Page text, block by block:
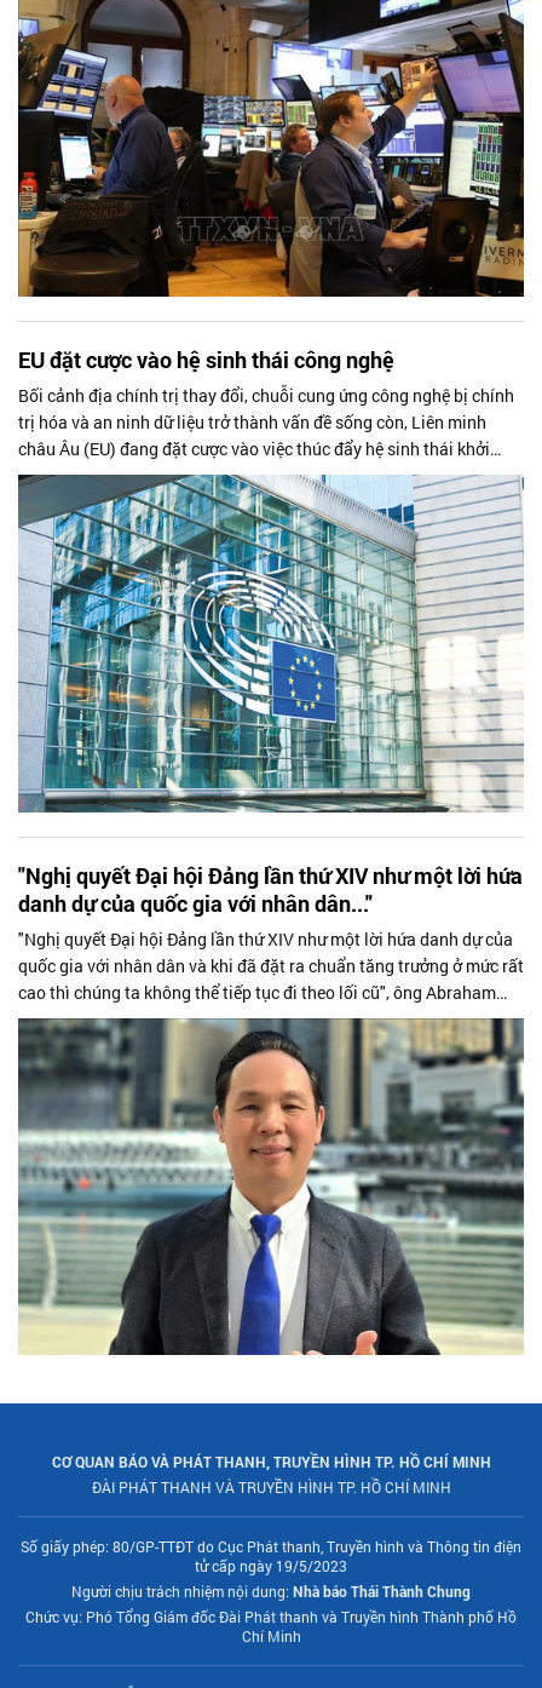
EU đặt cược vào hệ sinh thái công nghệ
Bối cảnh địa chính trị thay đổi, chuỗi cung ứng công nghệ bị chính
trị hóa và an ninh dữ liệu trở thành vấn đề sống còn, Liên minh
châu Âu (EU) đang đặt cược vào việc thúc đẩy hệ sinh thái khởi
nghiệp công nghệ từ AI, điện toán đám mây, chip bán dẫn đến an
ninh mạng và công nghệ quốc phòng… để thu hẹp khoảng cách
công nghệ với các đối thủ và xây dựng chủ quyền số.
"Nghị quyết Đại hội Đảng lần thứ XIV như một lời hứa
danh dự của quốc gia với nhân dân..."
"Nghị quyết Đại hội Đảng lần thứ XIV như một lời hứa danh dự của
quốc gia với nhân dân và khi đã đặt ra chuẩn tăng trưởng ở mức rất
cao thì chúng ta không thể tiếp tục đi theo lối cũ", ông Abraham
Nguyễn Quang Huy - Phó Chủ tịch Hiệp hội Khởi nghiệp Quốc gia
chia sẻ góc nhìn với Doanh Nhân Sài Gòn.
CƠ QUAN BÁO VÀ PHÁT THANH, TRUYỀN HÌNH TP. HỒ CHÍ MINH
ĐÀI PHÁT THANH VÀ TRUYỀN HÌNH TP. HỒ CHÍ MINH
Số giấy phép: 80/GP-TTĐT do Cục Phát thanh, Truyền hình và Thông tin điện
tử cấp ngày 19/5/2023
Người chịu trách nhiệm nội dung: Nhà báo Thái Thành Chung
Chức vụ: Phó Tổng Giám đốc Đài Phát thanh và Truyền hình Thành phố Hồ
Chí Minh